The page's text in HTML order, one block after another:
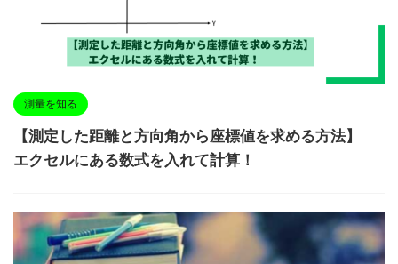
測量を知る
【測定した距離と方向角から座標値を求める方法】
エクセルにある数式を入れて計算！